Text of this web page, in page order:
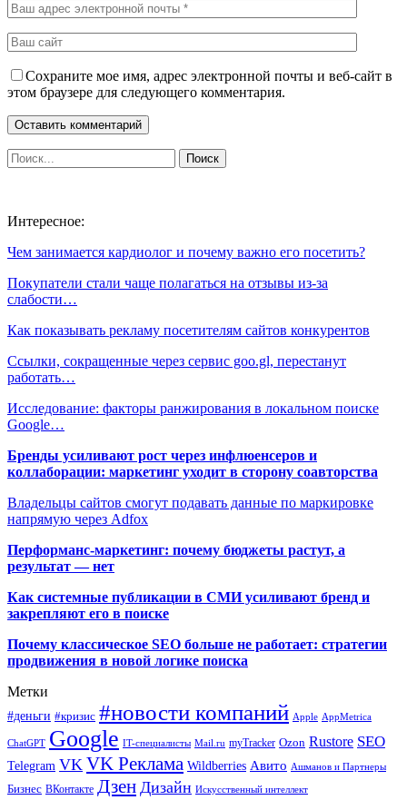
Сохраните мое имя, адрес электронной почты и веб-сайт в
этом браузере для следующего комментария.
Интересное:
Чем занимается кардиолог и почему важно его посетить?
Покупатели стали чаще полагаться на отзывы из-за
слабости…
Как показывать рекламу посетителям сайтов конкурентов
Ссылки, сокращенные через сервис goo.gl, перестанут
работать…
Исследование: факторы ранжирования в локальном поиске
Google…
Бренды усиливают рост через инфлюенсеров и
коллаборации: маркетинг уходит в сторону соавторства
Владельцы сайтов смогут подавать данные по маркировке
напрямую через Adfox
Перформанс-маркетинг: почему бюджеты растут, а
результат — нет
Как системные публикации в СМИ усиливают бренд и
закрепляют его в поиске
Почему классическое SEO больше не работает: стратегии
продвижения в новой логике поиска
Метки
#деньги #кризис #новости компаний Apple AppMetrica
ChatGPT Google IT-специалисты Mail.ru myTracker Ozon Rustore SEO
Telegram VK VK Реклама Wildberries Авито Ашманов и Партнеры
Бизнес ВКонтакте Дзен Дизайн Искусственный интеллект